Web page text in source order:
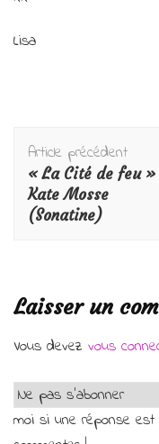
Lisa
d'article
Article précédent
« La Cité de feu
Kate Mosse
(Sonatine)
Laisser un
Vous devez vous
moi si une réponse